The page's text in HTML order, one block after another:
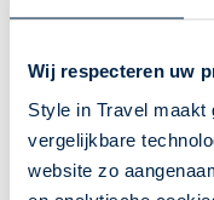
Wij respecteren uw
Style in Travel maakt
vergelijkbare
website zo
Paardensport
Bourbon Trail
Historische